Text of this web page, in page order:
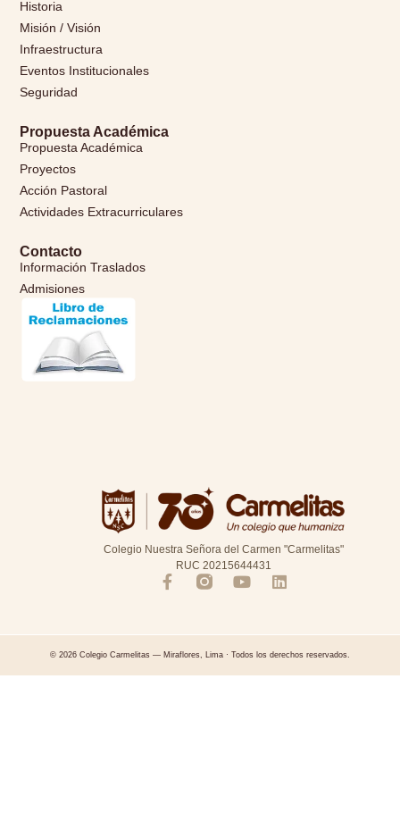
Colegio Nuestra Señora del Carmen "Carmelitas"
RUC 20215644431
Historia
Misión / Visión
Infraestructura
Eventos Institucionales
Seguridad
Propuesta Académica
Propuesta Académica
Proyectos
Acción Pastoral
Actividades Extracurriculares
Contacto
Información Traslados
Admisiones
© 2026 Colegio Carmelitas — Miraflores, Lima · Todos los derechos reservados.